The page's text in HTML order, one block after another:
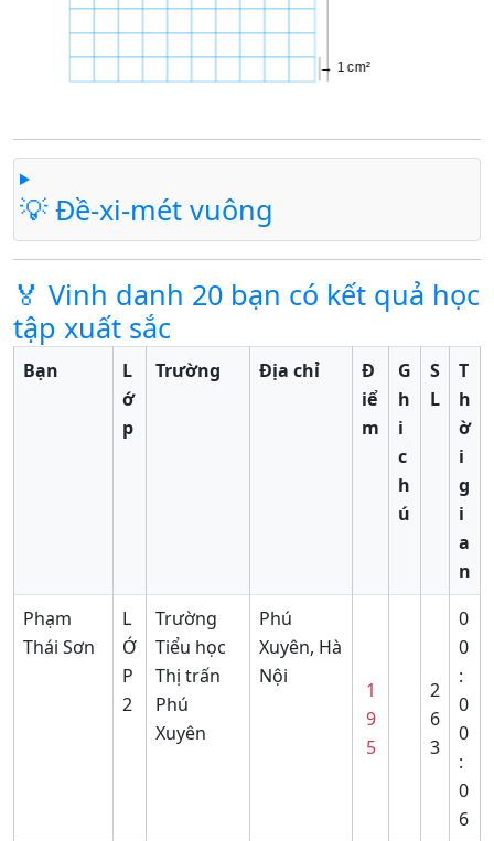
💡 Đề-xi-mét vuông
🏅 Vinh danh 20 bạn có kết quả học
tập xuất sắc
Bạn
L
ớ
p
Trường Địa chỉ
Đ
iể
m
G
h
i
c
h
ú
S
L
T
h
ờ
i
g
i
a
n
Phạm
Thái Sơn
L
Ớ
P
2
Trường
Tiểu học
Thị trấn
Phú
Xuyên
Phú
Xuyên, Hà
Nội
1
9
5
2
6
3
0
0
:
0
0
:
0
6